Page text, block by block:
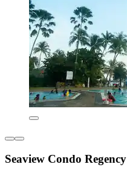
Seaview Condo Regency